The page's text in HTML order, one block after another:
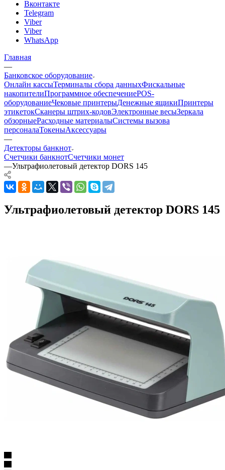
Вконтакте
Telegram
Viber
Viber
WhatsApp
Главная
—
Банковское оборудование
Онлайн кассыТерминалы сбора данныхФискальные
накопителиПрограммное обеспечениеPOS-
оборудованиеЧековые принтерыДенежные ящикиПринтеры
этикетокСканеры штрих-кодовЭлектронные весыЗеркала
обзорныеРасходные материалыСистемы вызова
персоналаТокеныАксессуары
—
Детекторы банкнот
Счетчики банкнотСчетчики монет
—Ультрафиолетовый детектор DORS 145
Ультрафиолетовый детектор DORS 145